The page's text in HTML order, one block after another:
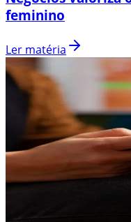
feminino
Ler matéria